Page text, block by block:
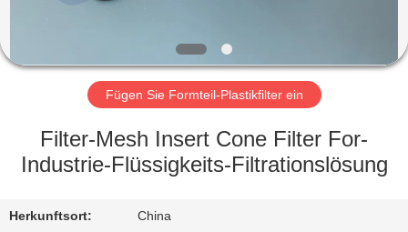
ÜBER
WERKSBESICHTIGUNG
QUALITÄTSKONTROLLE
Fügen Sie Formteil-Plastikfilter ein
Filter-Mesh Insert Cone Filter For-
Industrie-Flüssigkeits-Filtrationslösung
Herkunftsort: China